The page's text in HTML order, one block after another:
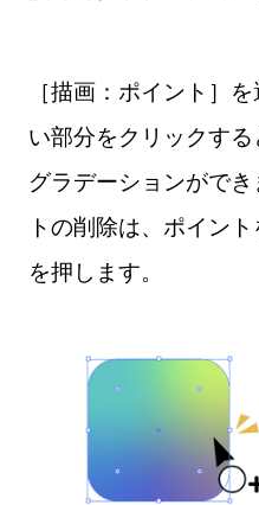
［描画：ポイント］
い部分をクリックす
グラデーションができ
トの削除は、ポイン
を押します。